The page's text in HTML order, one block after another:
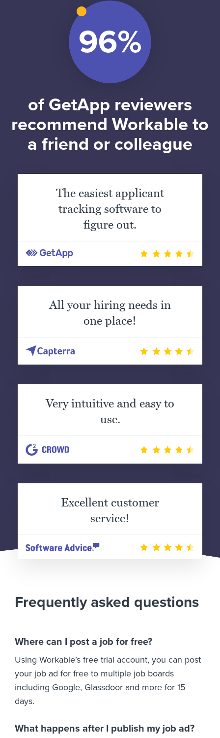
of GetApp reviewers
recommend Workable to
a friend or colleague
The easiest applicant
tracking software to
figure out.
All your hiring needs in
one place!
Very intuitive and easy to
use.
Excellent customer
service!
Frequently asked questions
Where can I post a job for free?
Using Workable’s free trial account, you can post
your job ad for free to multiple job boards
including Google, Glassdoor and more for 15
days.
What happens after I publish my job ad?